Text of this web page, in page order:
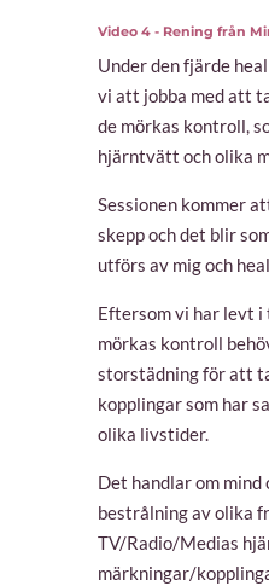
Video 4 - Rening från
Under den fjärde
vi att jobba med att
de mörkas kontroll,
hjärntvätt och olika
Sessionen kommer
skepp och det blir
utförs av mig och
Eftersom vi har levt i
mörkas kontroll
storstädning för att
kopplingar som har
olika livstider.
Det handlar om mind
bestrålning av olika
TV/Radio/Medias
märkningar/